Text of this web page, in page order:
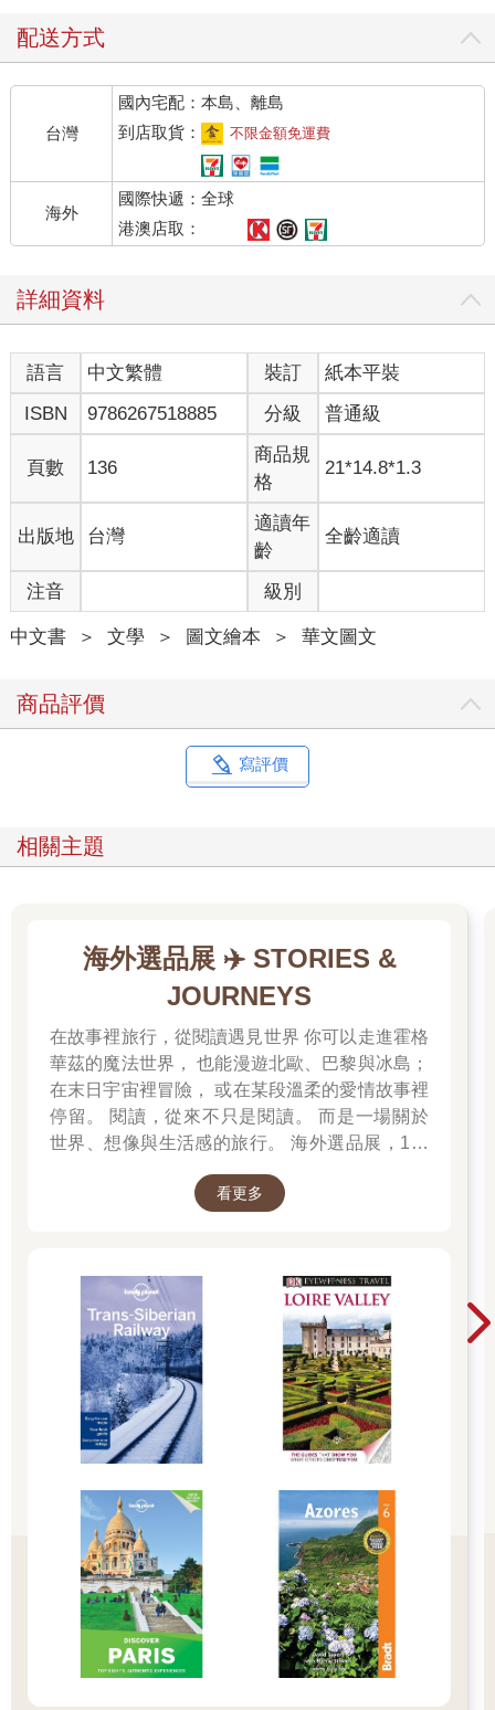
配送方式
台灣
國內宅配：本島、離島
到店取貨：
不限金額免運費
海外
國際快遞：全球
港澳店取：
詳細資料
語言 中文繁體 裝訂
紙本平裝
ISBN
9786267518885 分級 普通級
頁數 136
商品規
格
21*14.8*1.3
出版地 台灣
適讀年
齡
全齡適讀
注音 級別
中文書 ＞ 文學 ＞ 圖文繪本 ＞ 華文圖文
商品評價
寫評價
相關主題
海外選品展 ✈️ STORIES &
JOURNEYS
在故事裡旅行，從閱讀遇見世界 你可以走進霍格
華茲的魔法世界， 也能漫遊北歐、巴黎與冰島；
在末日宇宙裡冒險， 或在某段溫柔的愛情故事裡
停留。 閱讀，從來不只是閱讀。 而是一場關於
世界、想像與生活感的旅行。 海外選品展，1折
看更多